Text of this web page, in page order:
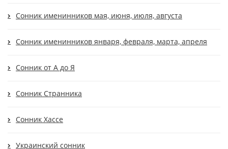
Сонник именинников мая, июня, июля, августа
Сонник именинников января, февраля, марта, апреля
Сонник от А до Я
Сонник Странника
Сонник Хассе
Украинский сонник